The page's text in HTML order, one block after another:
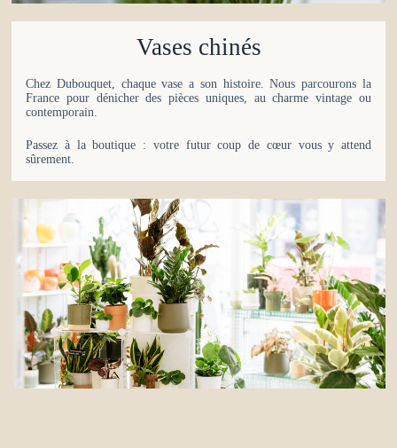
Vases chinés
Chez Dubouquet, chaque vase a son histoire. Nous parcourons la
France pour dénicher des pièces uniques, au charme vintage ou
contemporain.
Passez à la boutique : votre futur coup de cœur vous y attend
sûrement.